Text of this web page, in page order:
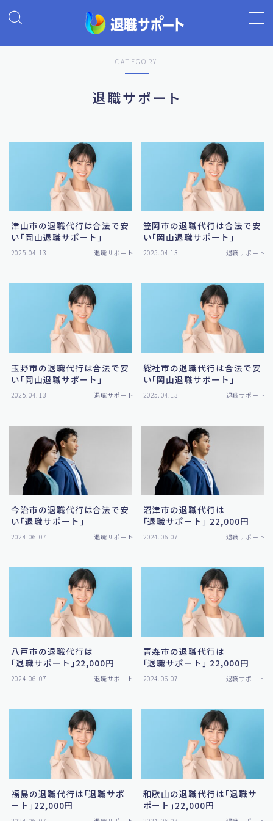
MENU
退職代行ランキング
退職代行 退職サポート
よくあるご質問
CATEGORY
退職サポート
津山市の退職代行は合法で安
い｢岡山退職サポート｣
2025.04.13 退職サポート
笠岡市の退職代行は合法で安
い｢岡山退職サポート｣
2025.04.13 退職サポート
玉野市の退職代行は合法で安
い｢岡山退職サポート｣
2025.04.13 退職サポート
総社市の退職代行は合法で安
い｢岡山退職サポート｣
2025.04.13 退職サポート
今治市の退職代行は合法で安
い｢退職サポート｣
2024.06.07 退職サポート
沼津市の退職代行は
｢退職サポート｣ 22,000円
2024.06.07 退職サポート
八戸市の退職代行は
｢退職サポート｣22,000円
2024.06.07 退職サポート
青森市の退職代行は
｢退職サポート｣ 22,000円
2024.06.07 退職サポート
福島の退職代行は｢退職サポ
ート｣22,000円
和歌山の退職代行は｢退職サ
ポート｣22,000円